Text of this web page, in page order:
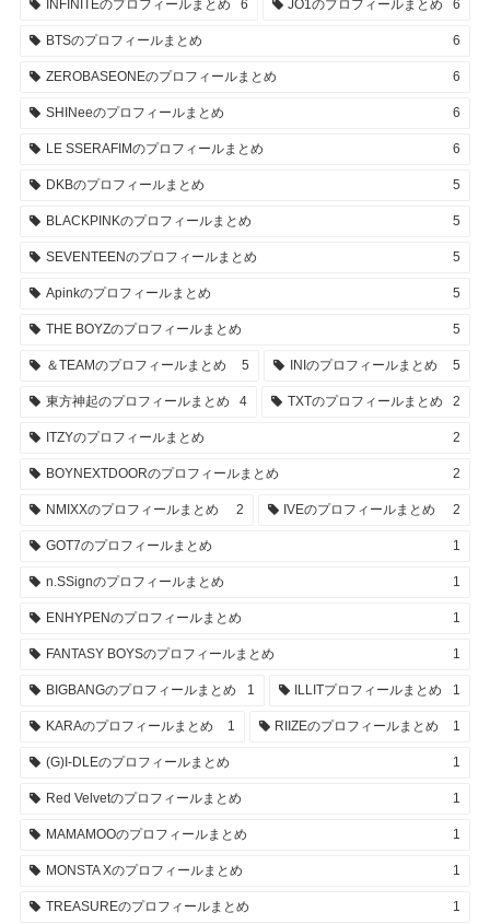
INFINITEのプロフィールまとめ 6 JO1のプロフィールまとめ 6
BTSのプロフィールまとめ 6
ZEROBASEONEのプロフィールまとめ 6
SHINeeのプロフィールまとめ 6
LE SSERAFIMのプロフィールまとめ 6
DKBのプロフィールまとめ 5
BLACKPINKのプロフィールまとめ 5
SEVENTEENのプロフィールまとめ 5
Apinkのプロフィールまとめ 5
THE BOYZのプロフィールまとめ 5
＆TEAMのプロフィールまとめ 5 INIのプロフィールまとめ 5
東方神起のプロフィールまとめ 4 TXTのプロフィールまとめ 2
ITZYのプロフィールまとめ 2
BOYNEXTDOORのプロフィールまとめ 2
NMIXXのプロフィールまとめ 2 IVEのプロフィールまとめ 2
GOT7のプロフィールまとめ 1
n.SSignのプロフィールまとめ 1
ENHYPENのプロフィールまとめ 1
FANTASY BOYSのプロフィールまとめ 1
BIGBANGのプロフィールまとめ 1 ILLITプロフィールまとめ 1
KARAのプロフィールまとめ 1 RIIZEのプロフィールまとめ 1
(G)I-DLEのプロフィールまとめ 1
Red Velvetのプロフィールまとめ 1
MAMAMOOのプロフィールまとめ 1
MONSTA Xのプロフィールまとめ 1
TREASUREのプロフィールまとめ 1